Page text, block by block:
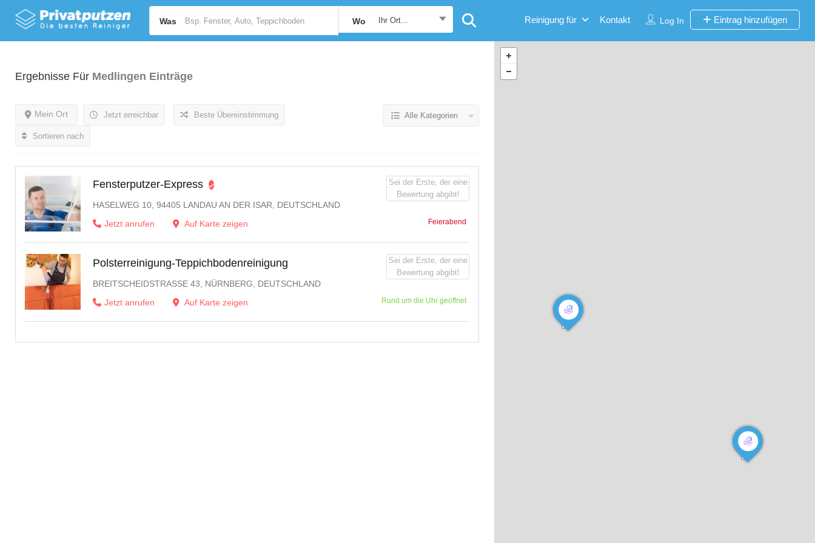
Was Wo Ihr Ort... Log In Eintrag hinzufügen
Reinigung für Kontakt
Ergebnisse Für Medlingen Einträge
Jetzt erreichbar
Mein Ort Beste Übereinstimmung
Sortieren nach
Alle Kategorien
Fensterputzer-Express
HASELWEG 10, 94405 LANDAU AN DER ISAR, DEUTSCHLAND
Jetzt anrufen
Auf Karte zeigen Feierabend
Sei der Erste, der eine
Bewertung abgibt!
Polsterreinigung-Teppichbodenreinigung
BREITSCHEIDSTRASSE 43, NÜRNBERG, DEUTSCHLAND
Jetzt anrufen
Auf Karte zeigen Rund um die Uhr geöffnet
Sei der Erste, der eine
Bewertung abgibt!